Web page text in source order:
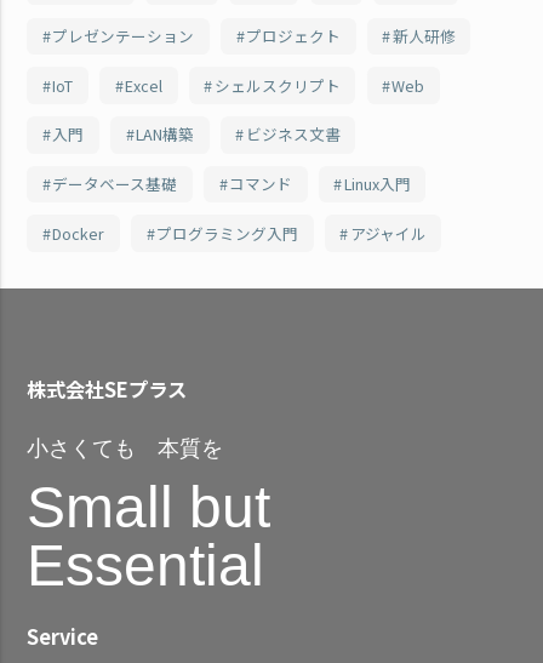
プレゼンテーション プロジェクト 新人研修
IoT Excel シェルスクリプト Web
入門 LAN構築 ビジネス文書
データベース基礎 コマンド Linux入門
Docker プログラミング入門 アジャイル
株式会社SEプラス
小さくても 本質を
Small but
Essential
Service